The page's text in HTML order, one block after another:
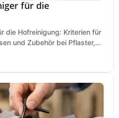
für die
die Hofreinigung: Kriterien für
und Zubehör bei Pflaster,